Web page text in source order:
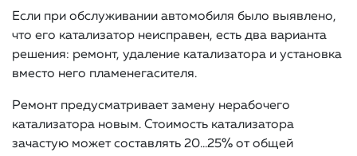
Если при обслуживании автомобиля было выявлено,
что его катализатор неисправен, есть два варианта
решения: ремонт, удаление катализатора и установка
вместо него пламенегасителя.
Ремонт предусматривает замену нерабочего
катализатора новым. Стоимость катализатора
зачастую может составлять 20…25% от общей